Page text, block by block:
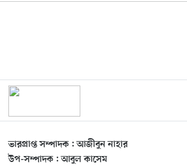
ভারপ্রাপ্ত সম্পাদক : আজীবুন নাহার
উপ-সম্পাদক : আবুল কাসেম